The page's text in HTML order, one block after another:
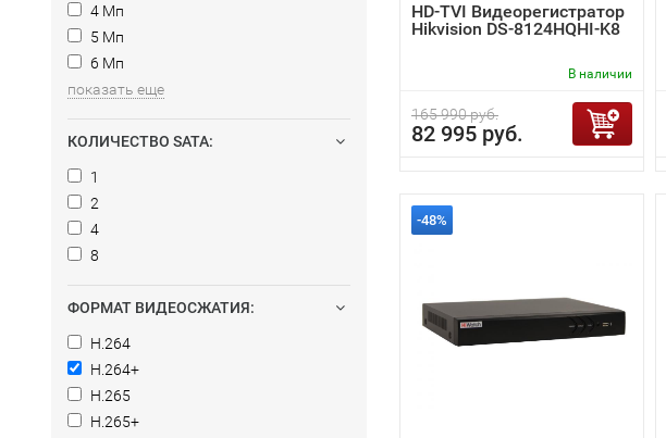
4 Мп
5 Мп
6 Мп
показать еще
КОЛИЧЕСТВО SATA:
1
2
4
8
ФОРМАТ ВИДЕОСЖАТИЯ:
H.264
H.264+
H.265
H.265+
HD-TVI Видеорегистратор
Hikvision DS-8124HQHI-K8
В наличии
165 990 руб.
82 995 руб.
-48%